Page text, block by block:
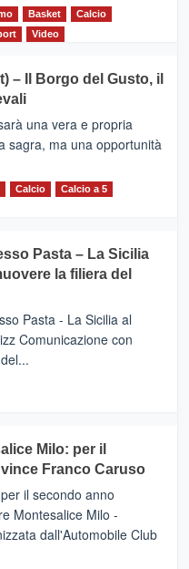
Basket
Calcio
Video
– Il Borgo del Gusto, il
una vera e propria
sagra, ma una opportunità
Calcio
Calcio a 5
Pasta – La Sicilia
la filiera del
Pasta - La Sicilia al
Comunicazione con
Milo: per il
Franco Caruso
il secondo anno
Montesalice Milo -
dall'Automobile Club